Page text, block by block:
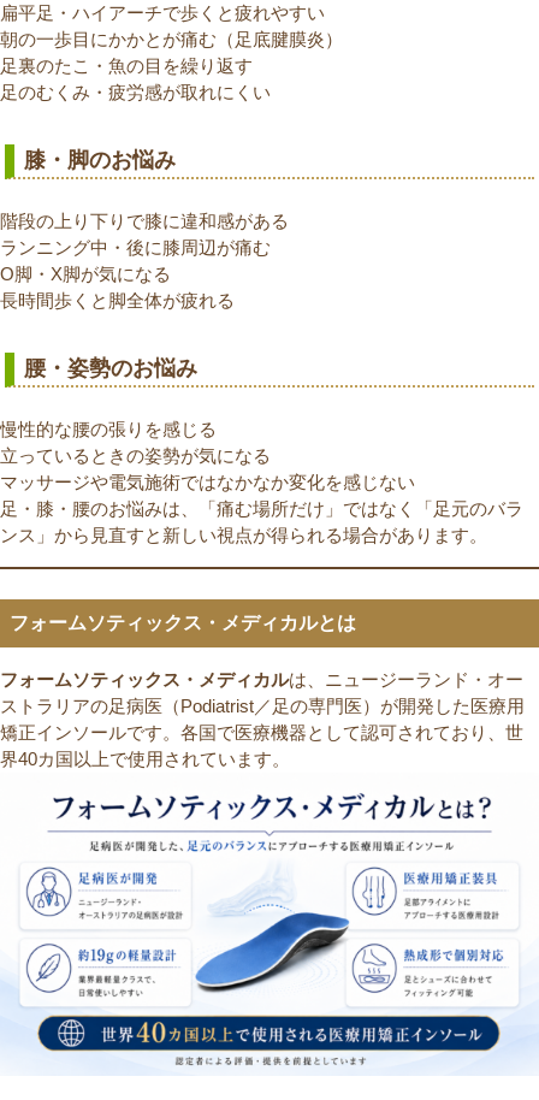
扁平足・ハイアーチで歩くと疲れやすい
朝の一歩目にかかとが痛む（足底腱膜炎）
足裏のたこ・魚の目を繰り返す
足のむくみ・疲労感が取れにくい
膝・脚のお悩み
階段の上り下りで膝に違和感がある
ランニング中・後に膝周辺が痛む
O脚・X脚が気になる
長時間歩くと脚全体が疲れる
腰・姿勢のお悩み
慢性的な腰の張りを感じる
立っているときの姿勢が気になる
マッサージや電気施術ではなかなか変化を感じない
足・膝・腰のお悩みは、「痛む場所だけ」ではなく「足元のバラ
ンス」から見直すと新しい視点が得られる場合があります。
フォームソティックス・メディカルとは
フォームソティックス・メディカルは、ニュージーランド・オー
ストラリアの足病医（Podiatrist／足の専門医）が開発した医療用
矯正インソールです。各国で医療機器として認可されており、世
界40カ国以上で使用されています。